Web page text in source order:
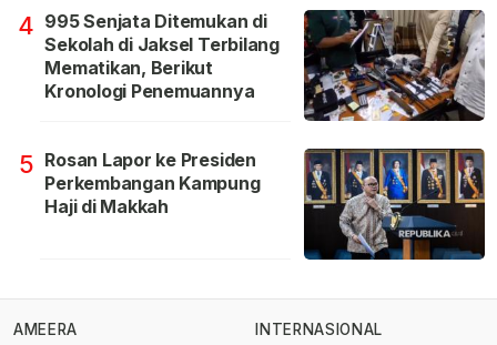
4 995 Senjata Ditemukan di
Sekolah di Jaksel Terbilang
Mematikan, Berikut
Kronologi Penemuannya
5 Rosan Lapor ke Presiden
Perkembangan Kampung
Haji di Makkah
AMEERA
INTERNASIONAL